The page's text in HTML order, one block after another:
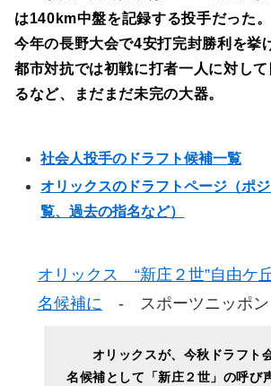
は140km中盤を記録する投手だった
今年の長野大会で4安打完封勝利を挙
都市対抗では初戦に打者一人に対し
るなど、まだまだ未完の大器。
社会人投手のドラフト候補一覧
オリックスのドラフトページ（ポ
覧、過去の指名など）
オリックス “新庄２世”自由ケ
名候補に - スポーツニッポン
オリックスが、今秋ドラフト
名候補として「新庄２世」の呼び